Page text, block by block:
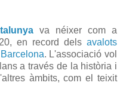
va néixer com a
en record dels avalots
. L'associació vol
a través de la història i
àmbits, com el teixit